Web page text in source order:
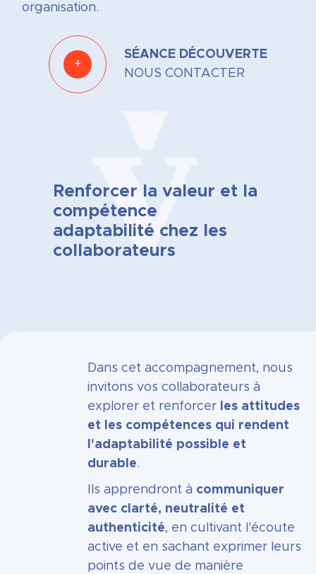
organisation.
+
SÉANCE DÉCOUVERTE
NOUS CONTACTER
Renforcer la valeur et la
compétence
adaptabilité chez les
collaborateurs
Dans cet accompagnement, nous
invitons vos collaborateurs à
explorer et renforcer
les attitudes
et les compétences qui rendent
l'adaptabilité possible et
durable.
Ils apprendront à communiquer
avec clarté, neutralité et
authenticité, en cultivant l'écoute
active et en sachant exprimer leurs
points de vue de manière